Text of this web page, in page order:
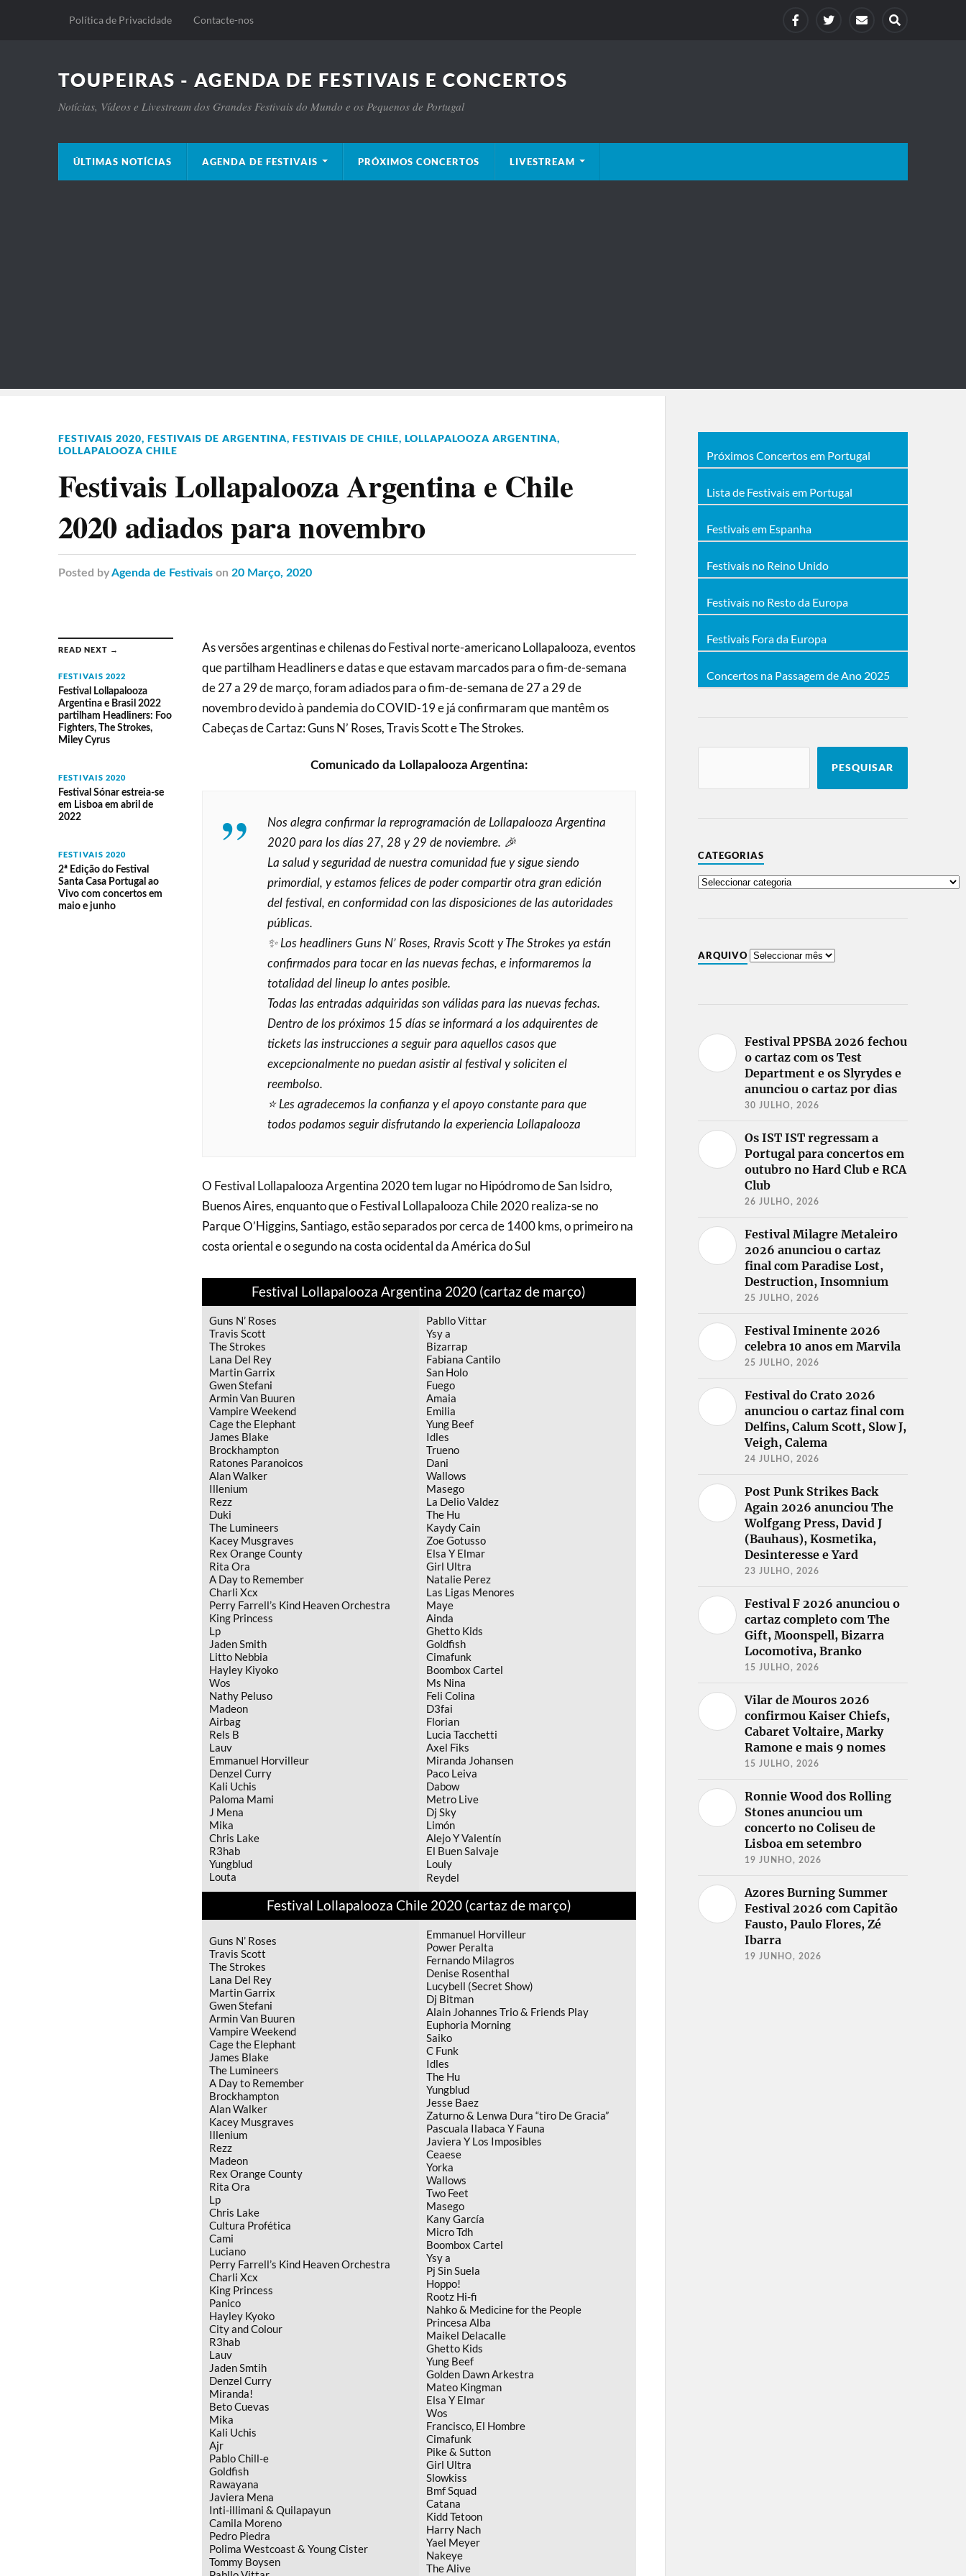
Política de Privacidade Contacte-nos
TOUPEIRAS - AGENDA DE FESTIVAIS E CONCERTOS
Notícias, Vídeos e Livestream dos Grandes Festivais do Mundo e os Pequenos de Portugal
ÚLTIMAS NOTÍCIAS AGENDA DE FESTIVAIS PRÓXIMOS CONCERTOS LIVESTREAM
FESTIVAIS 2020, FESTIVAIS DE ARGENTINA, FESTIVAIS DE CHILE, LOLLAPALOOZA ARGENTINA,
LOLLAPALOOZA CHILE
Festivais Lollapalooza Argentina e Chile
2020 adiados para novembro
Posted byAgenda de Festivais on 20 Março, 2020
READ NEXT →
FESTIVAIS 2022
Festival Lollapalooza
Argentina e Brasil 2022
partilham Headliners: Foo
Fighters, The Strokes,
Miley Cyrus
FESTIVAIS 2020
Festival Sónar estreia-se
em Lisboa em abril de
2022
FESTIVAIS 2020
2ª Edição do Festival
Santa Casa Portugal ao
Vivo com concertos em
maio e junho
As versões argentinas e chilenas do Festival norte-americano Lollapalooza, eventos
que partilham Headliners e datas e que estavam marcados para o fim-de-semana
de 27 a 29 de março, foram adiados para o fim-de-semana de 27 a 29 de
novembro devido à pandemia do COVID-19 e já confirmaram que mantêm os
Cabeças de Cartaz: Guns N’ Roses, Travis Scott e The Strokes.
Comunicado da Lollapalooza Argentina:
Nos alegra confirmar la reprogramación de Lollapalooza Argentina
2020 para los días 27, 28 y 29 de noviembre. 🎉
La salud y seguridad de nuestra comunidad fue y sigue siendo
primordial, y estamos felices de poder compartir otra gran edición
del festival, en conformidad con las disposiciones de las autoridades
públicas.
✨ Los headliners Guns N’ Roses, Rravis Scott y The Strokes ya están
confirmados para tocar en las nuevas fechas, e informaremos la
totalidad del lineup lo antes posible.
Todas las entradas adquiridas son válidas para las nuevas fechas.
Dentro de los próximos 15 días se informará a los adquirentes de
tickets las instrucciones a seguir para aquellos casos que
excepcionalmente no puedan asistir al festival y soliciten el
reembolso.
⭐️ Les agradecemos la confianza y el apoyo constante para que
todos podamos seguir disfrutando la experiencia Lollapalooza
O Festival Lollapalooza Argentina 2020 tem lugar no Hipódromo de San Isidro,
Buenos Aires, enquanto que o Festival Lollapalooza Chile 2020 realiza-se no
Parque O’Higgins, Santiago, estão separados por cerca de 1400 kms, o primeiro na
costa oriental e o segundo na costa ocidental da América do Sul
Festival Lollapalooza Argentina 2020 (cartaz de março)
Guns N’ Roses
Travis Scott
The Strokes
Lana Del Rey
Martin Garrix
Gwen Stefani
Armin Van Buuren
Vampire Weekend
Cage the Elephant
James Blake
Brockhampton
Ratones Paranoicos
Alan Walker
Illenium
Rezz
Duki
The Lumineers
Kacey Musgraves
Rex Orange County
Rita Ora
A Day to Remember
Charli Xcx
Perry Farrell’s Kind Heaven Orchestra
King Princess
Lp
Jaden Smith
Litto Nebbia
Hayley Kiyoko
Wos
Nathy Peluso
Madeon
Airbag
Rels B
Lauv
Emmanuel Horvilleur
Denzel Curry
Kali Uchis
Paloma Mami
J Mena
Mika
Chris Lake
R3hab
Yungblud
Louta
Pabllo Vittar
Ysy a
Bizarrap
Fabiana Cantilo
San Holo
Fuego
Amaia
Emilia
Yung Beef
Idles
Trueno
Dani
Wallows
Masego
La Delio Valdez
The Hu
Kaydy Cain
Zoe Gotusso
Elsa Y Elmar
Girl Ultra
Natalie Perez
Las Ligas Menores
Maye
Ainda
Ghetto Kids
Goldfish
Cimafunk
Boombox Cartel
Ms Nina
Feli Colina
D3fai
Florian
Lucia Tacchetti
Axel Fiks
Miranda Johansen
Paco Leiva
Dabow
Metro Live
Dj Sky
Limón
Alejo Y Valentín
El Buen Salvaje
Louly
Reydel
Festival Lollapalooza Chile 2020 (cartaz de março)
Guns N’ Roses
Travis Scott
The Strokes
Lana Del Rey
Martin Garrix
Gwen Stefani
Armin Van Buuren
Vampire Weekend
Cage the Elephant
James Blake
The Lumineers
A Day to Remember
Brockhampton
Alan Walker
Kacey Musgraves
Illenium
Rezz
Madeon
Rex Orange County
Rita Ora
Lp
Chris Lake
Cultura Profética
Cami
Luciano
Perry Farrell’s Kind Heaven Orchestra
Charli Xcx
King Princess
Panico
Hayley Kyoko
City and Colour
R3hab
Lauv
Jaden Smtih
Denzel Curry
Miranda!
Beto Cuevas
Mika
Kali Uchis
Ajr
Pablo Chill-e
Goldfish
Rawayana
Javiera Mena
Inti-illimani & Quilapayun
Camila Moreno
Pedro Piedra
Polima Westcoast & Young Cister
Tommy Boysen
Emmanuel Horvilleur
Power Peralta
Fernando Milagros
Denise Rosenthal
Lucybell (Secret Show)
Dj Bitman
Alain Johannes Trio & Friends Play
Euphoria Morning
Saiko
C Funk
Idles
The Hu
Yungblud
Jesse Baez
Zaturno & Lenwa Dura “tiro De Gracia”
Pascuala Ilabaca Y Fauna
Javiera Y Los Imposibles
Ceaese
Yorka
Wallows
Two Feet
Masego
Kany García
Micro Tdh
Boombox Cartel
Ysy a
Pj Sin Suela
Hoppo!
Rootz Hi-fi
Nahko & Medicine for the People
Princesa Alba
Maikel Delacalle
Ghetto Kids
Yung Beef
Golden Dawn Arkestra
Mateo Kingman
Elsa Y Elmar
Wos
Francisco, El Hombre
Cimafunk
Pike & Sutton
Girl Ultra
Slowkiss
Bmf Squad
Catana
Kidd Tetoon
Harry Nach
Yael Meyer
Nakeye
The Alive
Próximos Concertos em Portugal
Lista de Festivais em Portugal
Festivais em Espanha
Festivais no Reino Unido
Festivais no Resto da Europa
Festivais Fora da Europa
Concertos na Passagem de Ano 2025
PESQUISAR
CATEGORIAS
ARQUIVO
Festival PPSBA 2026 fechou
o cartaz com os Test
Department e os Slyrydes e
anunciou o cartaz por dias
30 JULHO, 2026
Os IST IST regressam a
Portugal para concertos em
outubro no Hard Club e RCA
Club
26 JULHO, 2026
Festival Milagre Metaleiro
2026 anunciou o cartaz
final com Paradise Lost,
Destruction, Insomnium
25 JULHO, 2026
Festival Iminente 2026
celebra 10 anos em Marvila
25 JULHO, 2026
Festival do Crato 2026
anunciou o cartaz final com
Delfins, Calum Scott, Slow J,
Veigh, Calema
24 JULHO, 2026
Post Punk Strikes Back
Again 2026 anunciou The
Wolfgang Press, David J
(Bauhaus), Kosmetika,
Desinteresse e Yard
23 JULHO, 2026
Festival F 2026 anunciou o
cartaz completo com The
Gift, Moonspell, Bizarra
Locomotiva, Branko
15 JULHO, 2026
Vilar de Mouros 2026
confirmou Kaiser Chiefs,
Cabaret Voltaire, Marky
Ramone e mais 9 nomes
15 JULHO, 2026
Ronnie Wood dos Rolling
Stones anunciou um
concerto no Coliseu de
Lisboa em setembro
19 JUNHO, 2026
Azores Burning Summer
Festival 2026 com Capitão
Fausto, Paulo Flores, Zé
Ibarra
19 JUNHO, 2026